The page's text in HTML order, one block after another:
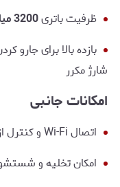
ظرفیت باتری3200 میلی‌آمپر
بازده بالا برای
شارژ مکرر
امکانات جانبی
اتصال Wi-Fi و کنترل از راه دور
امکان تخلیه و